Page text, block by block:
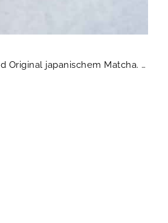
japanischem Matcha. …